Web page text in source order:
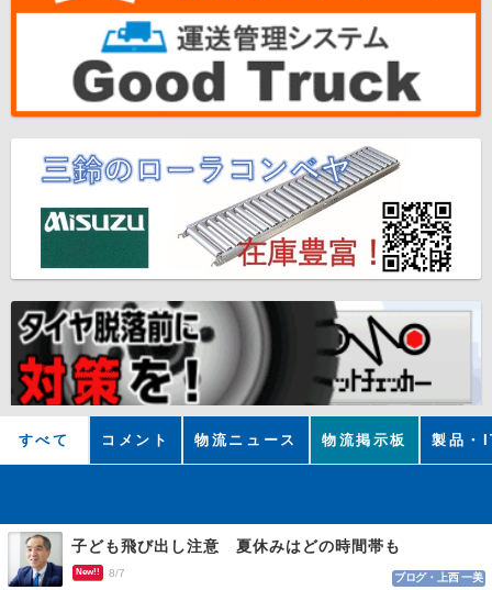
すべて コメント 物流ニュース 物流掲示板 製品・
子ども飛び出し注意 夏休みはどの時間帯も
New!! 8/7 ブログ・上西 一美